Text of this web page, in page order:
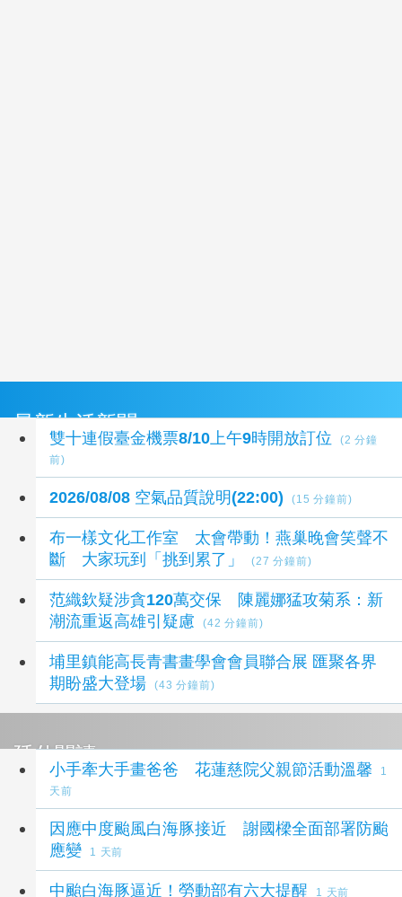
最新生活新聞
雙十連假臺金機票8/10上午9時開放訂位
(2 分鐘
前)
2026/08/08 空氣品質說明(22:00) (15 分鐘前)
布一樣文化工作室 太會帶動！燕巢晚會笑聲不
斷 大家玩到「挑到累了」
(27 分鐘前)
范織欽疑涉貪120萬交保 陳麗娜猛攻菊系：新
潮流重返高雄引疑慮
(42 分鐘前)
埔里鎮能高長青書畫學會會員聯合展 匯聚各界
期盼盛大登場
(43 分鐘前)
延伸閱讀
小手牽大手畫爸爸 花蓮慈院父親節活動溫馨
1
天前
因應中度颱風白海豚接近 謝國樑全面部署防颱
應變
1 天前
中颱白海豚逼近！勞動部有六大提醒 1 天前